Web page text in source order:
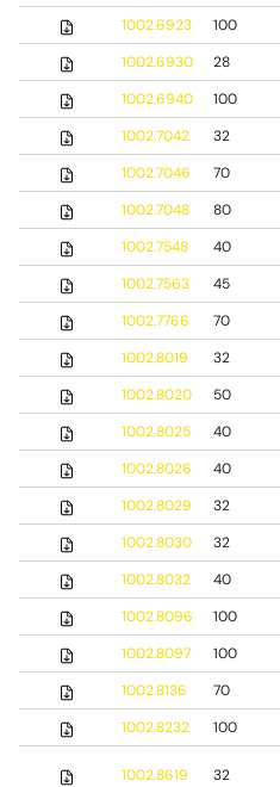
1002.6923
100
1002.6930
28
1002.6940
100
1002.7042
32
1002.7046
70
1002.7048
80
1002.7548
40
1002.7563
45
1002.7766
70
1002.8019
32
1002.8020
50
1002.8025
40
1002.8026
40
1002.8029
32
1002.8030
32
1002.8032
40
1002.8096
100
1002.8097
100
1002.8136
70
1002.8232
100
1002.8619 32